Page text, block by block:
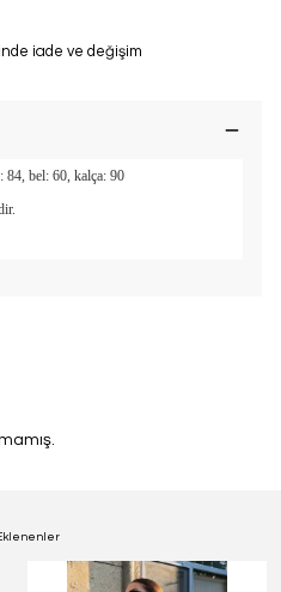
iade ve değişim
bel: 60, kalça: 90